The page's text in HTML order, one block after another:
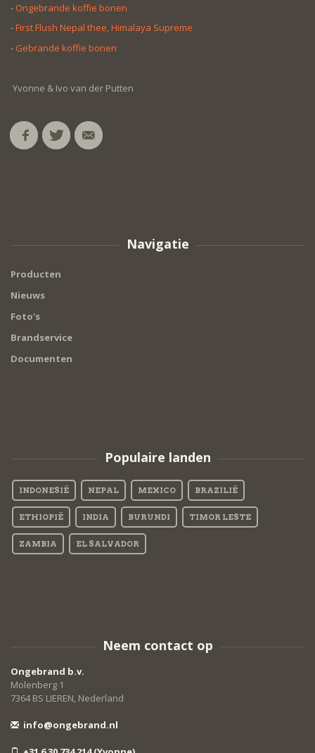
- Ongebrande koffie bonen
-First Flush Nepal thee, Himalaya Supreme
- Gebrande koffie bonen
Yvonne & Ivo van der Putten
Navigatie
Producten
Nieuws
Foto's
Brandservice
Documenten
Populaire landen
INDONESIË NEPAL MEXICO BRAZILIË
ETHIOPIË INDIA BURUNDI TIMOR LESTE
ZAMBIA EL SALVADOR
Neem contact op
Ongebrand b.v.
Molenberg 1
7364 BS LIEREN, Nederland
info@ongebrand.nl